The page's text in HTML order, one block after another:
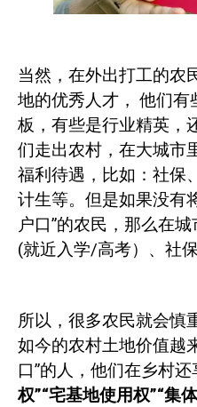
当然，在外出打工的农
地的优秀人才， 他们有
板，有些是行业精英，
们走出农村，在大城市
福利待遇，比如：社保
计生等。但是如果没有
户口”的农民，那么在
(就近入学/高考）、社
所以，很多农民就会慎
如今的农村土地价值越
口”的人，他们在乡村
权”“宅基地使用权”“集